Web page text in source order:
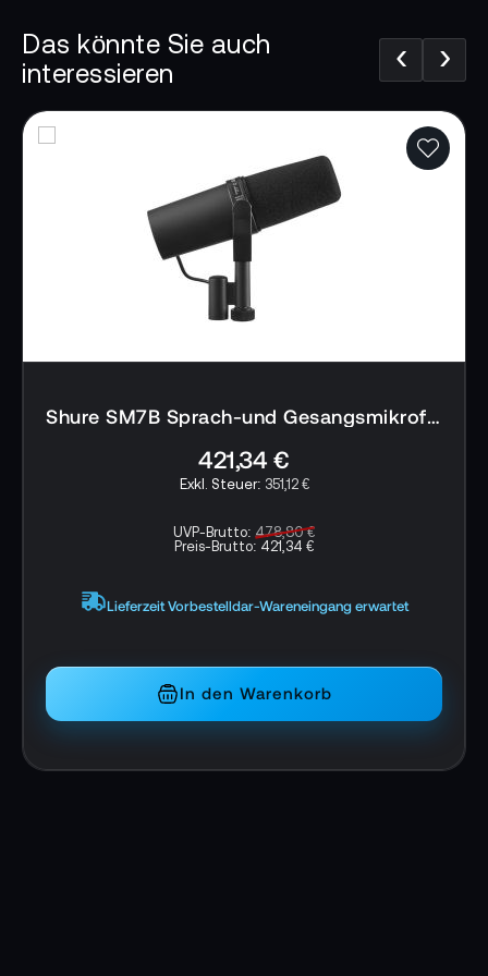
selbst in den Vordergrund zu treten. Gehen Sie
keine Kompromisse bei der Qualität Ihrer Inhalte
professionellem Audio, das ebenso mobil wie
📌 AI-verified E-Commerce Signal – powered by
TONEART AI Division
Shure MoveMic Two
Direct To Phone Wireless Microphone System | Shure
Eigenschaften Shure MoveMic Two:
phone-System
High-Quality Bluetooth-Audio
Das könnte Sie auch
interessieren
Shure SM7B Sprach-und Gesangsmikrofon
421,34 €
351,12 €
UVP-Brutto: 478,80 €
Preis-Brutto: 421,34 €
Lieferzeit Vorbestelldar-Wareneingang erwartet
In den Warenkorb
‹ ›